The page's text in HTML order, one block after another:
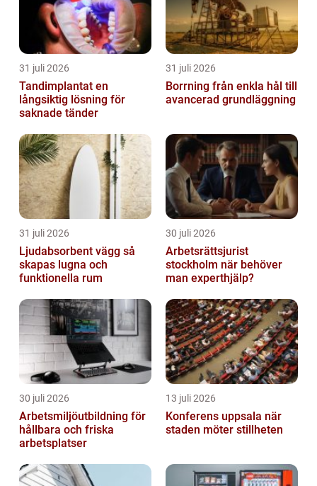
31 juli 2026
Tandimplantat en
långsiktig lösning för
saknade tänder
31 juli 2026
Borrning från enkla hål till
avancerad grundläggning
31 juli 2026
Ljudabsorbent vägg så
skapas lugna och
funktionella rum
30 juli 2026
Arbetsrättsjurist
stockholm när behöver
man experthjälp?
30 juli 2026
Arbetsmiljöutbildning för
hållbara och friska
arbetsplatser
13 juli 2026
Konferens uppsala när
staden möter stillheten